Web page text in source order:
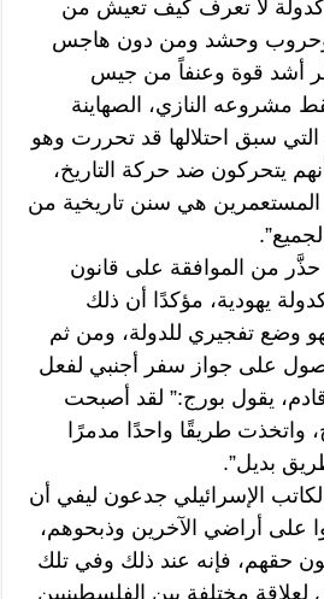
كدولة لا تعرف كيف تعيش من
وحروب وحشد ومن دون هاجس
أشد قوة وعنفاً من جيس
مشروعه النازي، الصهاينة
سبق احتلالها قد تحررت وهو
يتحركون ضد حركة التاريخ،
المستعمرين هي سنن تاريخية من
حذَّر من الموافقة على قانون
يهودية، مؤكدًا أن ذلك
وضع تفجيري للدولة، ومن ثم
على جواز سفر أجنبي لفعل
يقول بورج:” لقد أصبحت
واتخذت طريقًا واحدًا مدمرًا
بديل”.
الإسرائيلي جدعون ليفي أن
على أراضي الآخرين وذبحوهم،
حقهم، فإنه عند ذلك وفي تلك
مختلفة بين الفلسطينيين